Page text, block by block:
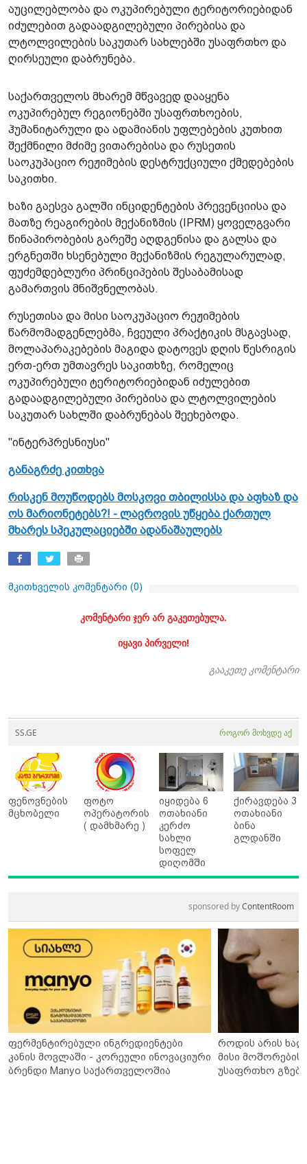
აუცილებლობა და ოკუპირებული ტერიტორიებიდან
იძულებით გადაადგილებული პირებისა და
ლტოლვილების საკუთარ სახლებში უსაფრთხო და
ღირსეული დაბრუნება.
საქართველოს მხარემ მწვავედ დააყენა
ოკუპირებულ რეგიონებში უსაფრთხოების,
ჰუმანიტარული და ადამიანის უფლებების კუთხით
შექმნილი მძიმე ვითარებისა და რუსეთის
საოკუპაციო რეჟიმების დესტრუქციული ქმედებების
საკითხი.
ხაზი გაესვა გალში ინციდენტების პრევენციისა და
მათზე რეაგირების მექანიზმის (IPRM) ყოველგვარი
წინაპირობების გარეშე აღდგენისა და გალსა და
ერგნეთში ხსენებული მექანიზმის რეგულარულად,
ფუძემდებლური პრინციპების შესაბამისად
გამართვის მნიშვნელობას.
რუსეთისა და მისი საოკუპაციო რეჟიმების
წარმომადგენლებმა, ჩვეული პრაქტიკის მსგავსად,
მოლაპარაკებების მაგიდა დატოვეს დღის წესრიგის
ერთ-ერთ უმთავრეს საკითხზე, რომელიც
ოკუპირებული ტერიტორიებიდან იძულებით
გადაადგილებული პირებისა და ლტოლვილების
საკუთარ სახლში დაბრუნებას შეეხებოდა.
"ინტერპრესნიუსი"
განაგრძე კითხვა
რისკენ მოუწოდებს მოსკოვი თბილისსა და აფხაზ და
ოს მარიონეტებს?! - ლავროვის უწყება ქართულ
მხარეს სპეკულაციებში ადანაშაულებს
მკითხველის კომენტარი (0)
კომენტარი ჯერ არ გაკეთებულა.
იყავი პირველი!
გააკეთე კომენტარი
SS.GE როგორ მოხვდე აქ
ფენოვნების
მცხობელი
ფოტო
ოპერატორის
( დამხმარე )
იყიდება 6
ოთახიანი
კერძო
სახლი
სოფელ
დიღომში
ქირავდება 3
ოთახიანი
ბინა
გლდანში
sponsored byContentRoom
ფერმენტირებული ინგრედიენტები
კანის მოვლაში - კორეული ინოვაციური
ბრენდი Manyo საქართველოშია
როდის არის
მისი მოშორების
უსაფრთხო გზები